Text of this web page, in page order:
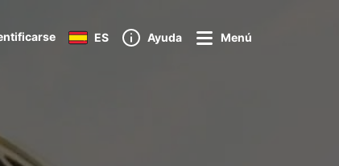
ES Ayuda Menú